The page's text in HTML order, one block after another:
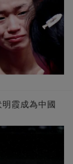
霞成為中國